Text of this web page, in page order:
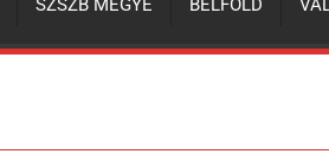
SZSZB MEGYE BELFÖLD